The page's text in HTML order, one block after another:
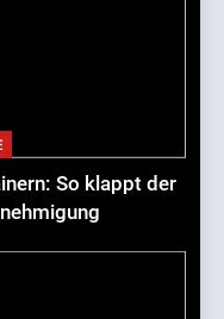
So klappt der